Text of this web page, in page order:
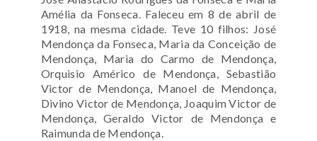
Amélia da Fonseca. Faleceu em 8 de abril de
1918, na mesma cidade. Teve 10 filhos: José
Mendonça da Fonseca, Maria da Conceição de
Mendonça, Maria do Carmo de Mendonça,
Orquisio Américo de Mendonça, Sebastião
Victor de Mendonça, Manoel de Mendonça,
Divino Victor de Mendonça, Joaquim Victor de
Mendonça, Geraldo Victor de Mendonça e
Raimunda de Mendonça.